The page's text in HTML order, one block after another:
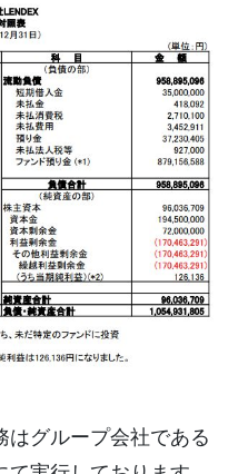
はグループ会社である